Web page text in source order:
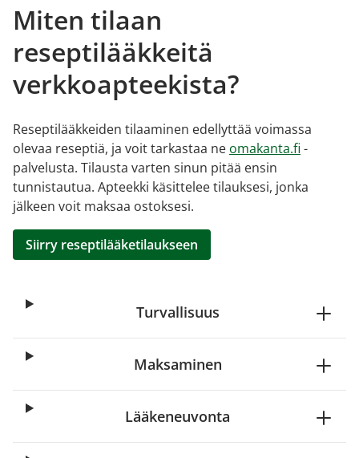
Miten tilaan
reseptilääkkeitä
verkkoapteekista?
Reseptilääkkeiden tilaaminen edellyttää voimassa
olevaa reseptiä, ja voit tarkastaa ne omakanta.fi -
palvelusta. Tilausta varten sinun pitää ensin
tunnistautua. Apteekki käsittelee tilauksesi, jonka
jälkeen voit maksaa ostoksesi.
Siirry reseptilääketilaukseen
Turvallisuus
Maksaminen
Lääkeneuvonta